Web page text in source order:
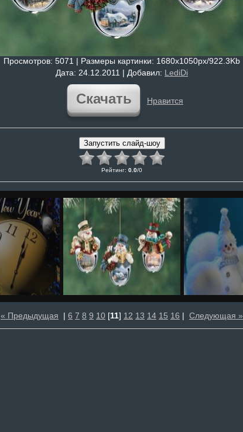
Просмотров: 5071 | Размеры картинки: 1680x1050px/922.3Kb
Дата: 24.12.2011 | Добавил: LediDi
Скачать Нравится
Рейтинг: 0.0/0
« Предыдущая | 6 7 8 9 10 [11] 12 13 14 15 16 | Следующая »